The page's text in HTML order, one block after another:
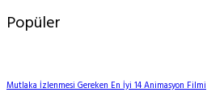
Popüler
Mutlaka İzlenmesi Gereken En İyi 14 Animasyon Filmi